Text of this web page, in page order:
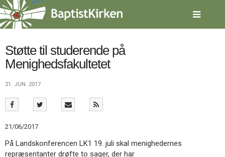
Spring
menu
over
gå
indholdVend
forsiden
Forside
3.0:
Kalender
4.0:
Inspiration
5.0:
Værktøjskassen
Støtte til studerende på
Menighedsfakultetet
21. JUN. 2017
21/06/2017
På Landskonferencen LK1 19. juli skal menighedernes
repræsentanter drøfte to sager, der har